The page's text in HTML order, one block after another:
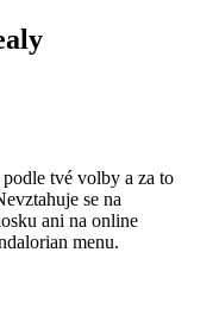
tvé volby a za to
se na
ani na online
menu.